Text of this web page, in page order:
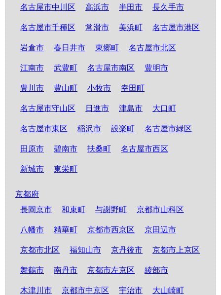
名古屋市中川区 高浜市 半田市 長久手市
名古屋市千種区 常滑市 美浜町 名古屋市港区
岩倉市 春日井市 東郷町 名古屋市北区
江南市 武豊町 名古屋市南区 豊明市
豊川市 豊山町 小牧市 幸田町
名古屋市守山区 日進市 津島市 大口町
名古屋市東区 稲沢市 設楽町 名古屋市緑区
田原市 碧南市 扶桑町 名古屋市西区
新城市 東栄町
京都府
長岡京市
和束町 与謝野町 京都市山科区
八幡市 精華町 京都市西京区 京田辺市
京都市北区 福知山市 京丹後市 京都市上京区
舞鶴市 南丹市 京都市左京区 綾部市
木津川市 京都市中京区 宇治市 大山崎町